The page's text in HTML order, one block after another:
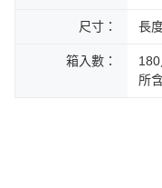
黑貓外島宅配尺寸： 長
箱入數：
所